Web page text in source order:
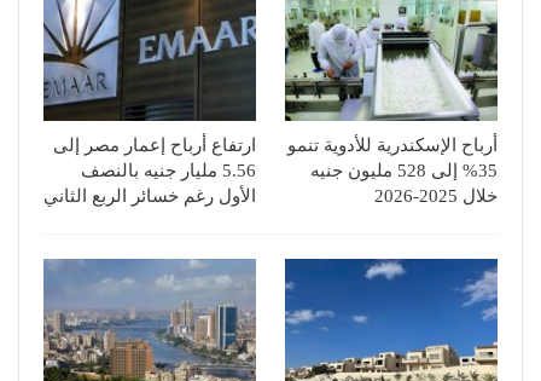
أرباح الإسكندرية للأدوية تنمو
35% إلى 528 مليون جنيه
خلال 2025-2026
ارتفاع أرباح إعمار مصر إلى
5.56 مليار جنيه بالنصف
الأول رغم خسائر الربع الثاني